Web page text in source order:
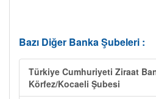
Bazı Diğer Banka Şubeleri :
Türkiye Cumhuriyeti Ziraat
Körfez/Kocaeli Şubesi